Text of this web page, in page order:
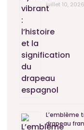
juillet 10, 2026
L’emblème
drapeau